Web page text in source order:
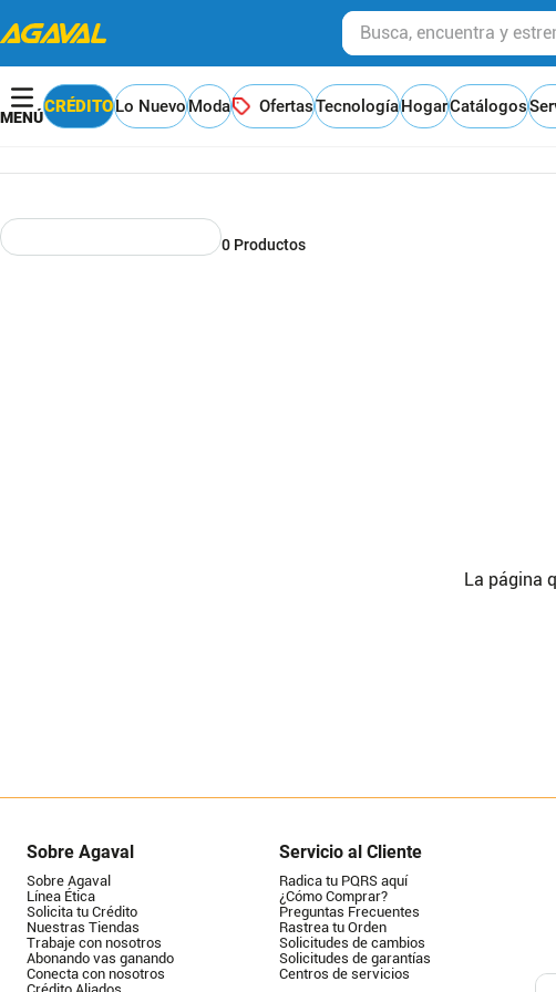
Busca, encuentra y estrena
CRÉDITOLo NuevoModa OfertasTecnologíaHogarCatálogos
0 Productos
La página
Sobre Agaval
Sobre Agaval
Línea Ética
Solicita tu Crédito
Nuestras Tiendas
Trabaje con nosotros
Abonando vas ganando
Conecta con nosotros
Servicio al Cliente
Radica tu PQRS aquí
¿Cómo Comprar?
Preguntas Frecuentes
Rastrea tu Orden
Solicitudes de cambios
Solicitudes de garantías
Centros de servicios